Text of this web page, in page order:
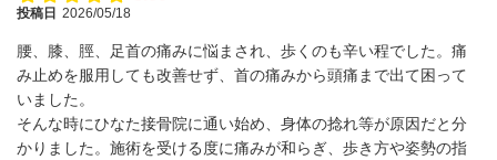
投稿日 2026/05/18
腰、膝、脛、足首の痛みに悩まされ、歩くのも辛い程でした。痛
み止めを服用しても改善せず、首の痛みから頭痛まで出て困って
いました。
そんな時にひなた接骨院に通い始め、身体の捻れ等が原因だと分
かりました。施術を受ける度に痛みが和らぎ、歩き方や姿勢の指